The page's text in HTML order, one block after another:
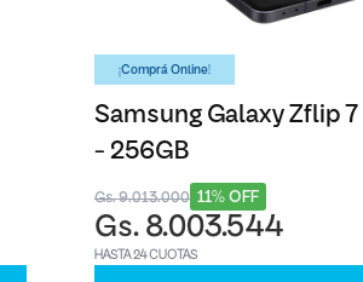
¡Comprá Online!
Samsung Galaxy Zflip 7
- 256GB
11% OFF
Gs. 9.013.000
Gs. 8.003.544
HASTA 24 CUOTAS